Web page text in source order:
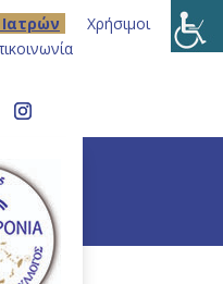
Χρήσιμοι